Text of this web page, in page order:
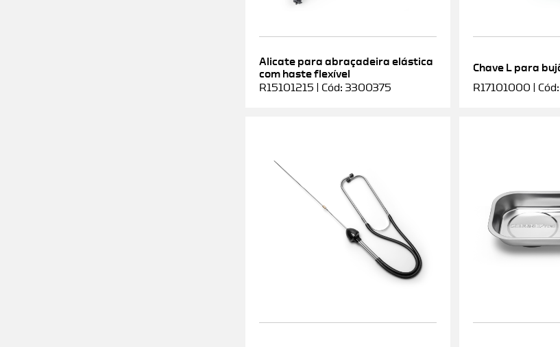
Alicate para abraçadeira elástica
com haste flexível
R15101215 | Cód: 3300375
Chave L para
R17101000 |